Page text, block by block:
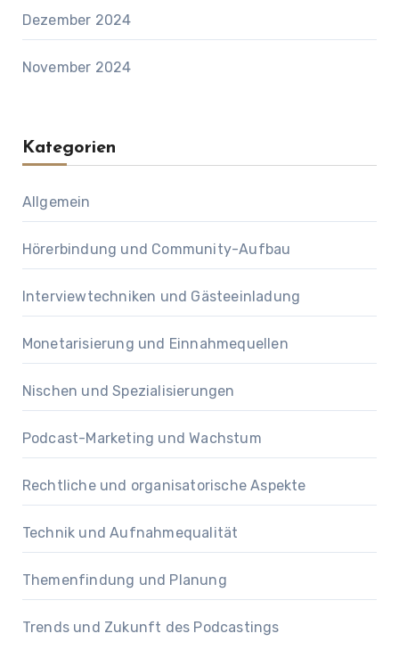
Dezember 2024
November 2024
Kategorien
Allgemein
Hörerbindung und Community-Aufbau
Interviewtechniken und Gästeeinladung
Monetarisierung und Einnahmequellen
Nischen und Spezialisierungen
Podcast-Marketing und Wachstum
Rechtliche und organisatorische Aspekte
Technik und Aufnahmequalität
Themenfindung und Planung
Trends und Zukunft des Podcastings